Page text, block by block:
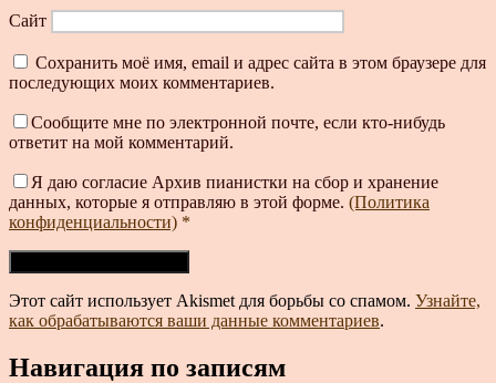
Сайт
Сохранить моё имя, email и адрес сайта в этом браузере для
последующих моих комментариев.
Сообщите мне по электронной почте, если кто-нибудь
ответит на мой комментарий.
Я даю согласие Архив пианистки на сбор и хранение
данных, которые я отправляю в этой форме. (Политика
конфиденциальности) *
Этот сайт использует Akismet для борьбы со спамом. Узнайте,
как обрабатываются ваши данные комментариев.
Навигация по записям